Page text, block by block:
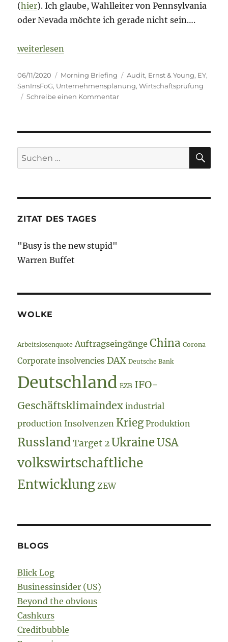
(hier). Ich glaube, Wahlleiter von Pennsylvania
oder Nevada möchte ich gerade nicht sein….
„Morning Briefing 6. November 2020 – Audit-
weiterlesen
Veröffentlicht
am
06/11/2020 Kategorien
Morning Briefing Schlagwörter
Audit, Ernst & Young, EY,
SanInsFoG, Unternehmensplanung,Wirtschaftsprüfung
Schreibe einen Kommentarzu
2020
Audit-
Suche
nach:
ZITAT DES TAGES
"Busy is the new stupid"
Warren Buffet
WOLKE
Arbeitslosenquote Auftragseingänge China Corona
Corporate insolvencies DAX Deutsche Bank
Deutschland EZB IFO-
Geschäftsklimaindex industrial
production Insolvenzen Krieg Produktion
Russland Target 2 Ukraine USA
volkswirtschaftliche
Entwicklung ZEW
BLOGS
Blick Log
Businessinsider (US)
Beyond the obvious
Cashkurs
Creditbubble